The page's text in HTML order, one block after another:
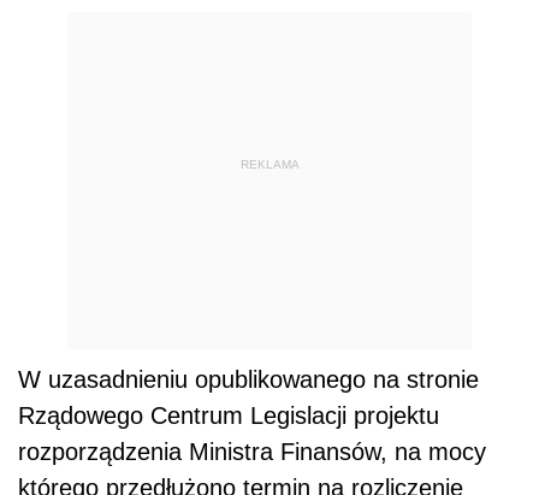
REKLAMA
W uzasadnieniu opublikowanego na stronie
Rządowego Centrum Legislacji projektu
rozporządzenia Ministra Finansów, na mocy
którego przedłużono termin na rozliczenie